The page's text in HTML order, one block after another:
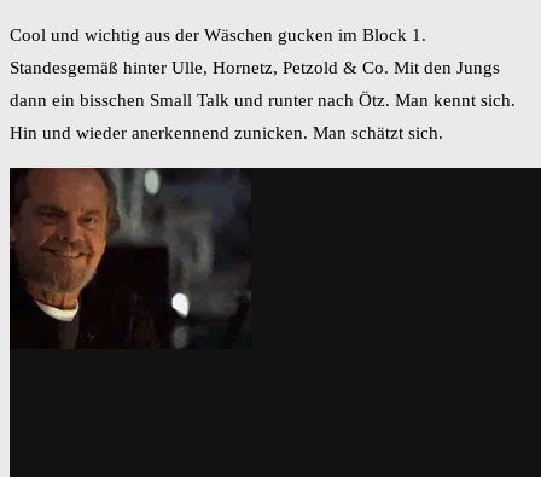
Cool und wichtig aus der Wäschen gucken im Block 1.
Standesgemäß hinter Ulle, Hornetz, Petzold & Co. Mit den Jungs
dann ein bisschen Small Talk und runter nach Ötz. Man kennt sich.
Hin und wieder anerkennend zunicken. Man schätzt sich.